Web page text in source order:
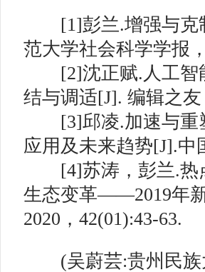
[1]彭兰.增强与克
范大学社会科学学报
[2]沈正赋.人工
结与调适[J]. 编辑之友
[3]邱凌.加速与
应用及未来趋势[J].中
[4]苏涛，彭兰.
生态变革——2019年
2020，42(01):43-63.
(吴蔚芸:贵州民族